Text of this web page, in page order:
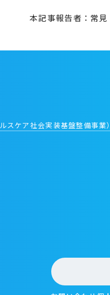
本記事報告者：常
ケア社会実装基盤整備事業